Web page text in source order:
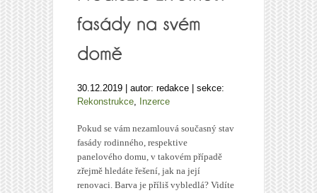
30.12.2019 | autor: redakce | sekce:
Rekonstrukce, Inzerce
Pokud se vám nezamlouvá současný stav
fasády rodinného, respektive
panelového domu, v takovém případě
zřejmě hledáte řešení, jak na její
renovaci. Barva je příliš vybledlá? Vidíte